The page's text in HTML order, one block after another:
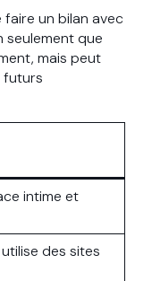
un bilan avec
seulement que
mais peut
futurs
intime et
des sites